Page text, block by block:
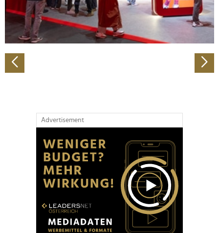
personalisieren, Funktionen für soziale Medien anbieten
zu können und die Zugriffe auf unsere Website zu
analysieren. Außerdem geben wir Informationen zu Ihrer
Verwendung unserer Website an unsere Partner für
soziale Medien, Werbung und Analysen weiter. Unsere
Partner führen diese Informationen möglicherweise mit
Advertisement